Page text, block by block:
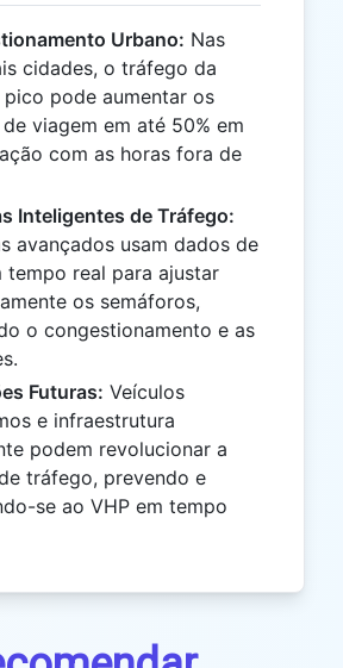
Urbano: Nas
cidades, o tráfego da
pico pode aumentar os
viagem em até 50% em
com as horas fora de
Inteligentes de Tráfego:
avançados usam dados de
tempo real para ajustar
os semáforos,
o congestionamento e as
Futuras: Veículos
e infraestrutura
podem revolucionar a
tráfego, prevendo e
se ao VHP em tempo